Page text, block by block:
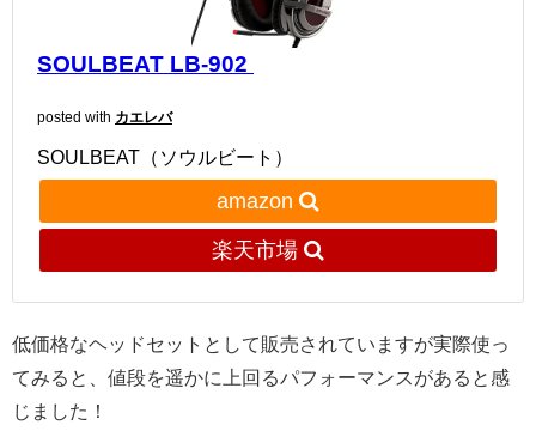
SOULBEAT LB-902
posted with カエレバ
SOULBEAT（ソウルビート）
amazon
楽天市場
低価格なヘッドセットとして販売されていますが実際使っ
てみると、値段を遥かに上回るパフォーマンスがあると感
じました！